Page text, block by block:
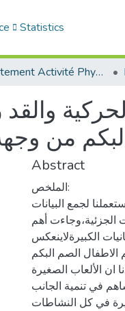
Statistics
Département Activité Physique Adaptée (APA)
Abstract
الملخص:
لجمع البيانات
بالفرضيات الجزئية،وجاءت أهم
الكبيرةلاينعكس
الاطفال الصم البكم
ان الألعاب الصغيرة
في تنمية الجانب
في كل النشاطات